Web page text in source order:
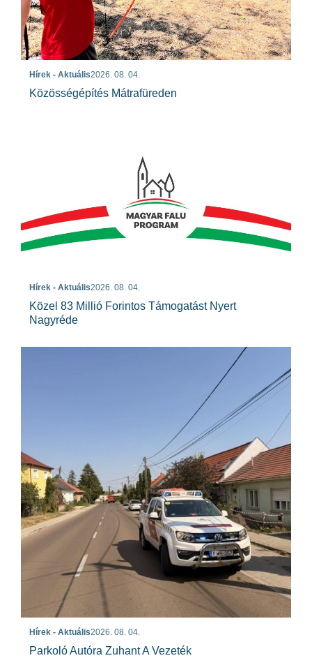
Hírek - Aktuális2026. 08. 04.
Közösségépítés Mátrafüreden
Hírek - Aktuális2026. 08. 04.
Közel 83 Millió Forintos Támogatást Nyert
Nagyréde
Hírek - Aktuális2026. 08. 04.
Parkoló Autóra Zuhant A Vezeték